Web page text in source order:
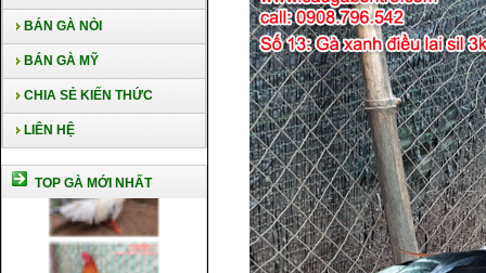
BÁN GÀ NÒI
BÁN GÀ MỸ
CHIA SẺ KIẾN THỨC
LIÊN HỆ
TOP GÀ MỚI NHẤT